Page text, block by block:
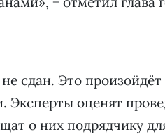
сдан. Это произойдёт
Эксперты оценят
о них подрядчику